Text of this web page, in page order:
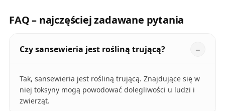
FAQ – najczęściej zadawane pytania
Czy sansewieria jest rośliną trującą?
Tak, sansewieria jest rośliną trującą. Znajdujące się w
niej toksyny mogą powodować dolegliwości u ludzi i
zwierząt.